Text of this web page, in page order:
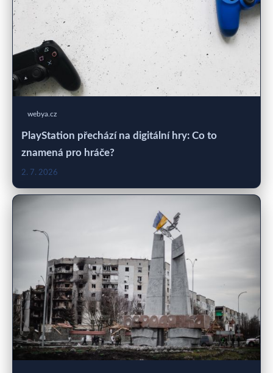
webya.cz
PlayStation přechází na digitální hry: Co to
znamená pro hráče?
2. 7. 2026